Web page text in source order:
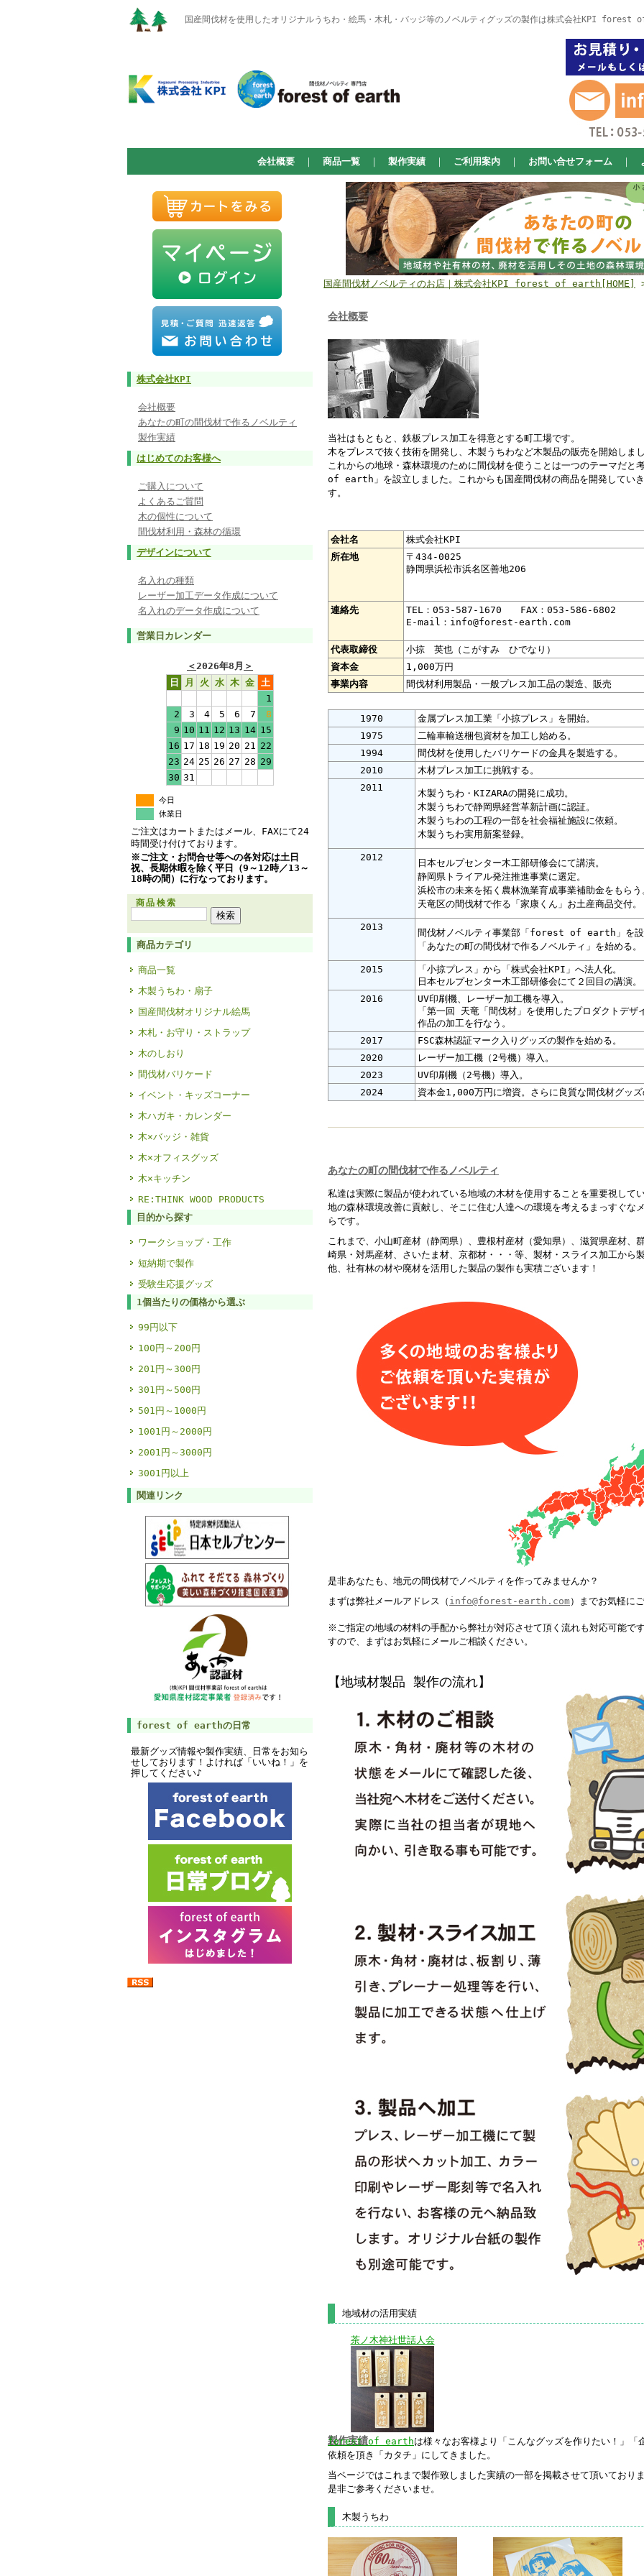
国産間伐材を使用したオリジナルうちわ・絵馬・木札・バッジ等のノベルティグッズの製作は株式会社KPI forest
会社概要 ｜ 商品一覧 ｜ 製作実績 ｜ ご利用案内 ｜ お問い合せフォーム ｜
株式会社KPI
会社概要
あなたの町の間伐材で作るノベルティ
製作実績
はじめてのお客様へ
ご購入について
よくあるご質問
木の個性について
間伐材利用・森林の循環
デザインについて
名入れの種類
レーザー加工データ作成について
名入れのデータ作成について
営業日カレンダー
＜2026年8月 ＞
日
月 火 水 木 金 土
1
2
3 4 5 6 7
8
9 10 11 12 13 14 15
16 17 18 19 20 21 22
23 24 25 26 27 28 29
30 31
今日
休業日
ご注文はカートまたはメール、FAXにて24
時間受け付けております。
※ご注文・お問合せ等への各対応は土日
祝、長期休暇を除く平日（9～12時／13～
18時の間）に行なっております。
商品検索
商品カテゴリ
商品一覧
木製うちわ・扇子
国産間伐材オリジナル絵馬
木札・お守り・ストラップ
木のしおり
間伐材バリケード
イベント・キッズコーナー
木ハガキ・カレンダー
木×バッジ・雑貨
木×オフィスグッズ
木×キッチン
RE:THINK WOOD PRODUCTS
目的から探す
ワークショップ・工作
短納期で製作
受験生応援グッズ
1個当たりの価格から選ぶ
99円以下
100円～200円
201円～300円
301円～500円
501円～1000円
1001円～2000円
2001円～3000円
3001円以上
関連リンク
forest of earthの日常
最新グッズ情報や製作実績、日常をお知ら
せしております！よければ「いいね！」を
押してください♪
国産間伐材ノベルティのお店｜株式会社KPI forest of earth[HOME]
会社概要
当社はもともと、鉄板プレス加工を得意とする町工場です。
木をプレスで抜く技術を開発し、木製うちわなど木製品の販売を開始しまし
これからの地球・森林環境のために間伐材を使うことは一つのテーマだ
of earth」を設立しました。これからも国産間伐材の商品を開発していき
す。
会社名
株式会社KPI
所在地
〒434-0025
静岡県浜松市浜名区善地206
連絡先
TEL：053-587-1670 FAX：053-586-6802
E-mail：info@forest-earth.com
代表取締役
小掠 英也（こがすみ ひでなり）
資本金
1,000万円
事業内容
間伐材利用製品・一般プレス加工品の製造、販売
1970
金属プレス加工業「小掠プレス」を開始。
1975
二輪車輸送梱包資材を加工し始める。
1994
間伐材を使用したバリケードの金具を製造する。
2010
木材プレス加工に挑戦する。
2011
木製うちわ・KIZARAの開発に成功。
木製うちわで静岡県経営革新計画に認証。
木製うちわの工程の一部を社会福祉施設に依頼。
木製うちわ実用新案登録。
2012
日本セルプセンター木工部研修会にて講演。
静岡県トライアル発注推進事業に選定。
浜松市の未来を拓く農林漁業育成事業補助金をもらう
天竜区の間伐材で作る「家康くん」お土産商品交付。
2013
間伐材ノベルティ事業部「forest of earth」を設
「あなたの町の間伐材で作るノベルティ」を始める。
2015
「小掠プレス」から「株式会社KPI」へ法人化。
日本セルプセンター木工部研修会にて２回目の講演。
2016
UV印刷機、レーザー加工機を導入。
「第一回 天竜「間伐材」を使用したプロダクトデ
作品の加工を行なう。
2017
FSC森林認証マーク入りグッズの製作を始める。
2020
レーザー加工機（2号機）導入。
2023
UV印刷機（2号機）導入。
2024
資本金1,000万円に増資。さらに良質な間伐材グッズ
あなたの町の間伐材で作るノベルティ
私達は実際に製品が使われている地域の木材を使用することを重要視して
地の森林環境改善に貢献し、そこに住む人達への環境を考えるまっすぐな
らです。
これまで、小山町産材（静岡県）、豊根村産材（愛知県）、滋賀県産材、
崎県・対馬産材、さいたま材、京都材・・・等、製材・スライス加工から
他、社有林の材や廃材を活用した製品の製作も実積ございます！
是非あなたも、地元の間伐材でノベルティを作ってみませんか？
まずは弊社メールアドレス（ info@forest-earth.com）までお気軽に
※ご指定の地域の材料の手配から弊社が対応させて頂く流れも対応可能で
すので、まずはお気軽にメールご相談ください。
【地域材製品 製作の流れ】
地域材の活用実績
茶ノ木神社世話人会
製作実績
forest of earthは様々なお客様より「こんなグッズを作りたい！」
依頼を頂き「カタチ」にしてきました。
当ページではこれまで製作致しました実績の一部を掲載させて頂いており
是非ご参考くださいませ。
木製うちわ